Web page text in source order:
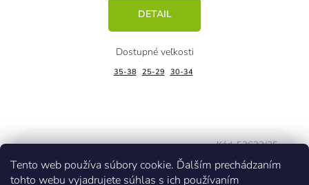
Tento web používa súbory cookie. Ďalším prechádzaním
tohto webu vyjadrujete súhlas s ich používaním
DETAIL
35-38 25-29 30-34
Kód:52623/35-